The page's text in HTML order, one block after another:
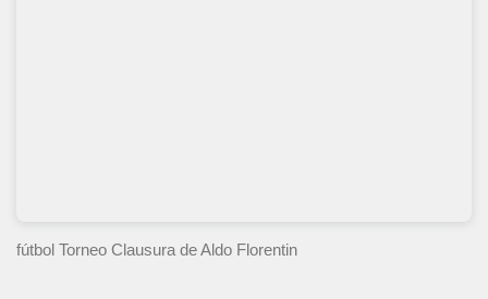
fútbol Torneo Clausura de Aldo Florentin